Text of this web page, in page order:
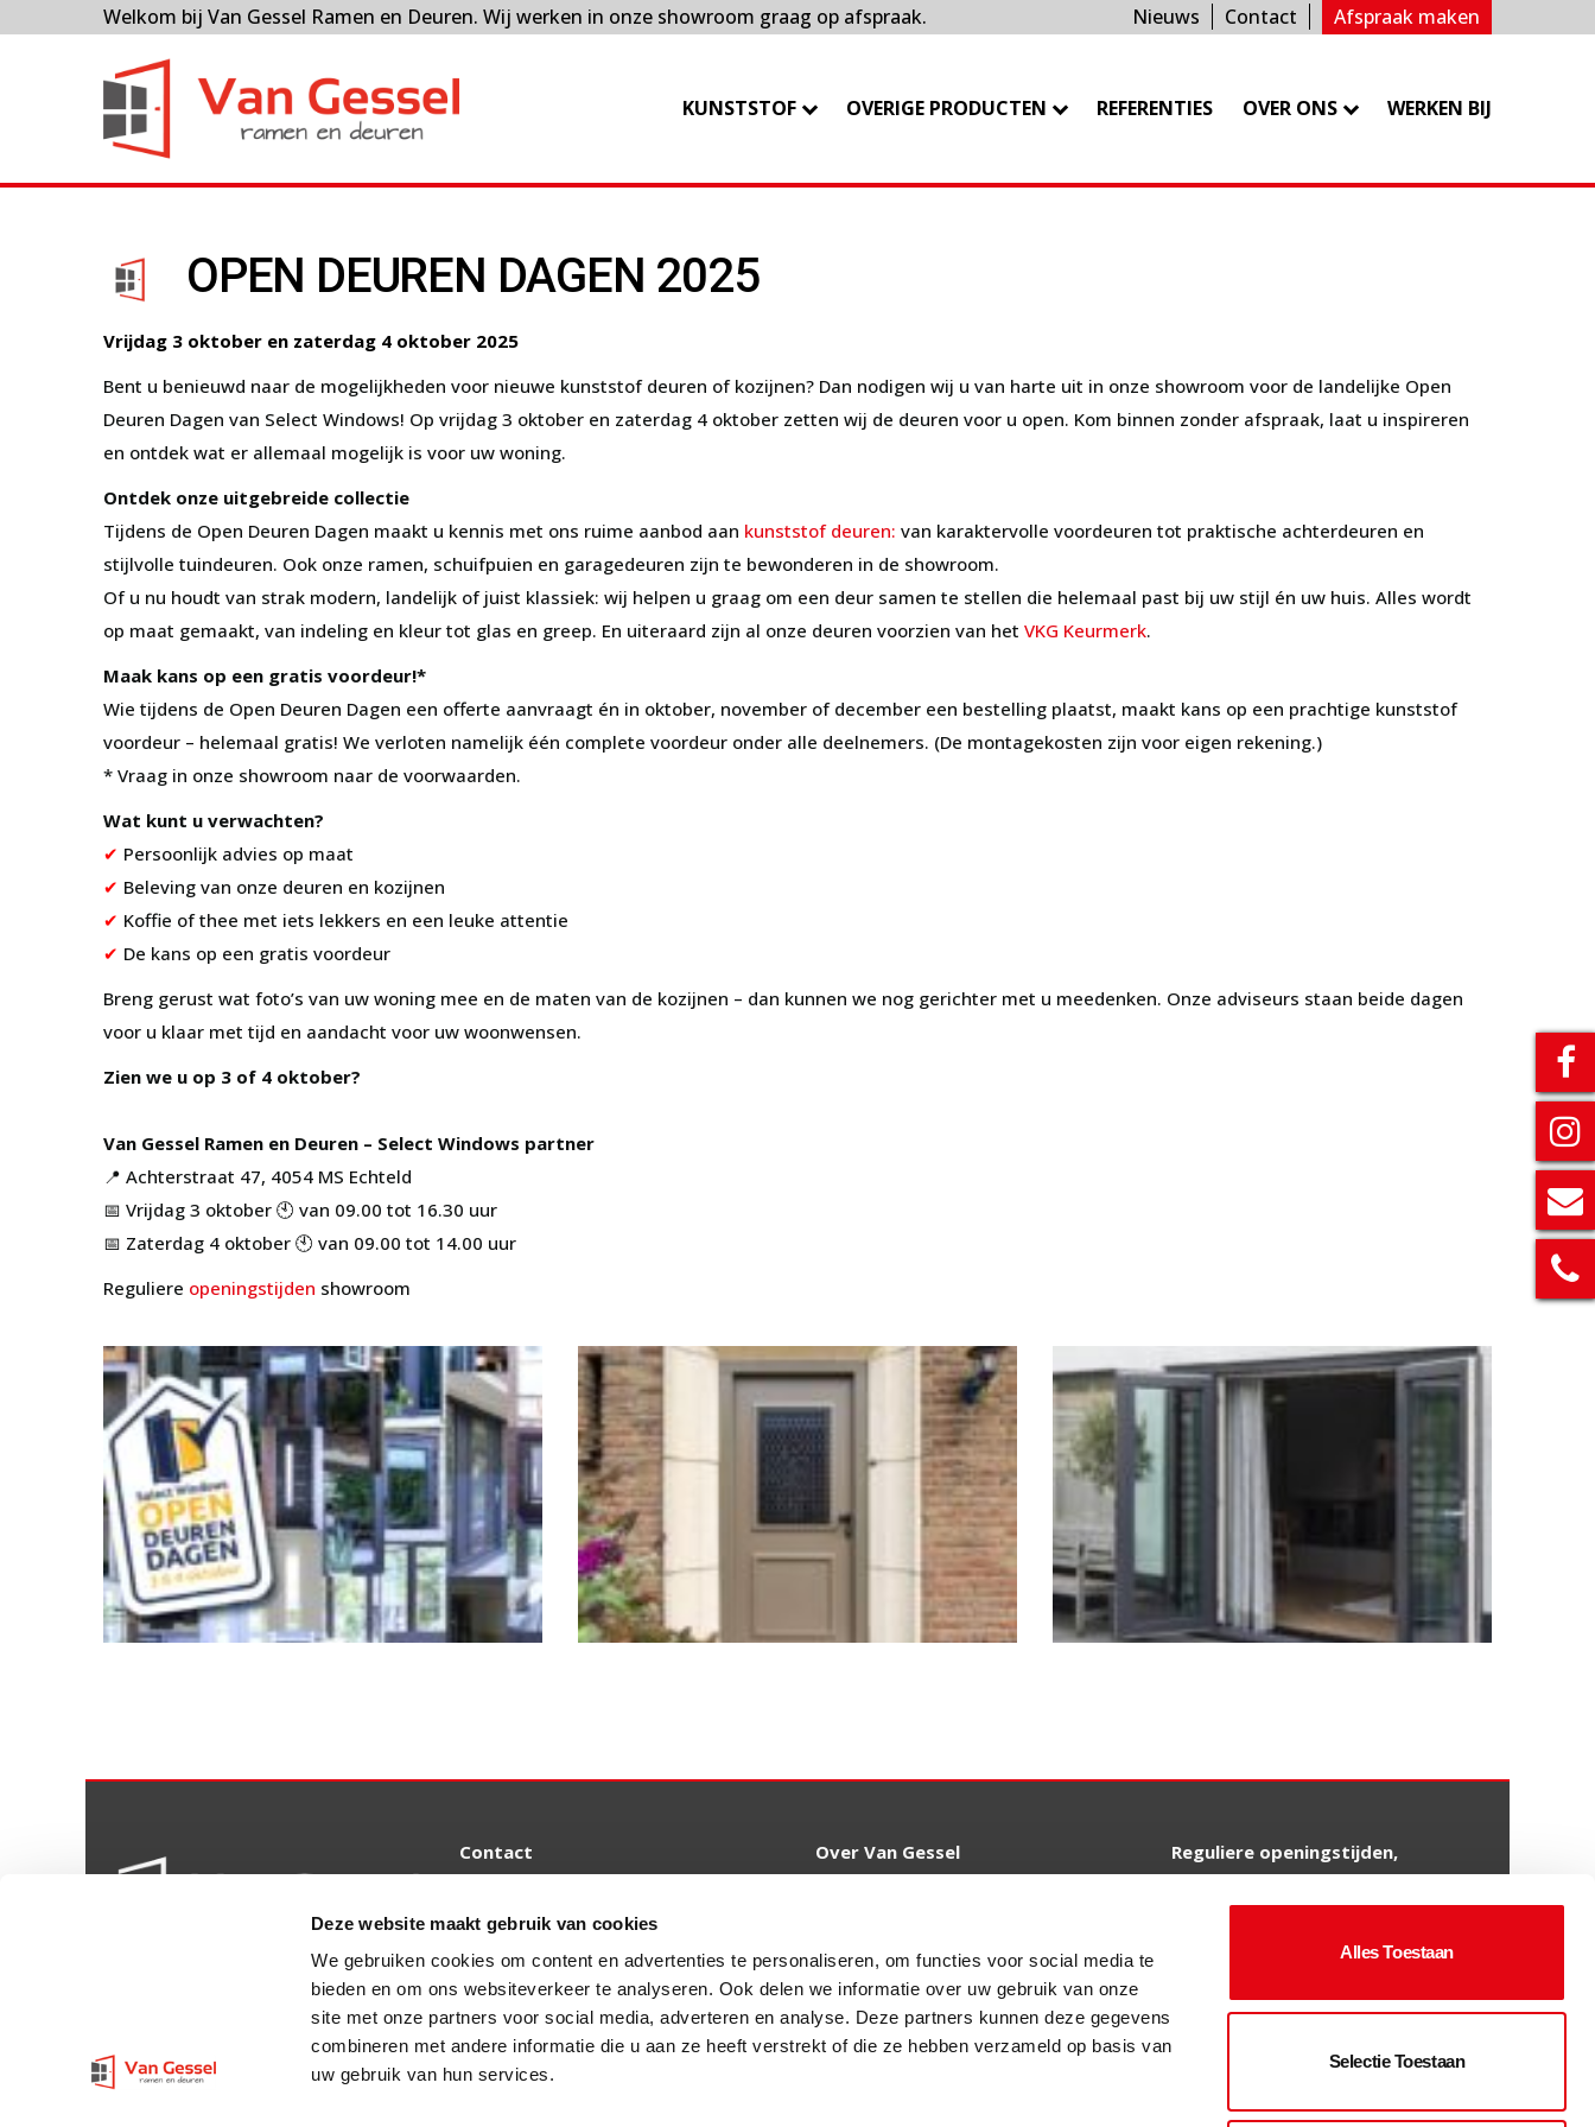
Deze website maakt gebruik van cookies
We gebruiken cookies om content en advertenties te personaliseren, om functies voor social media te
bieden en om ons websiteverkeer te analyseren. Ook delen we informatie over uw gebruik van onze
site met onze partners voor social media, adverteren en analyse. Deze partners kunnen deze gegevens
combineren met andere informatie die u aan ze heeft verstrekt of die ze hebben verzameld op basis van
uw gebruik van hun services.
Alles Toestaan
Selectie Toestaan
Welkom bij Van Gessel Ramen en Deuren. Wij werken in onze showroom graag op afspraak. Nieuws Contact Afspraak maken
KUNSTSTOF OVERIGE PRODUCTEN REFERENTIES OVER ONS WERKEN BIJ
OPEN DEUREN DAGEN 2025
Vrijdag 3 oktober en zaterdag 4 oktober 2025
Bent u benieuwd naar de mogelijkheden voor nieuwe kunststof deuren of kozijnen? Dan nodigen wij u van harte uit in onze showroom voor de landelijke Open
Deuren Dagen van Select Windows! Op vrijdag 3 oktober en zaterdag 4 oktober zetten wij de deuren voor u open. Kom binnen zonder afspraak, laat u inspireren
en ontdek wat er allemaal mogelijk is voor uw woning.
Ontdek onze uitgebreide collectie
Tijdens de Open Deuren Dagen maakt u kennis met ons ruime aanbod aan kunststof deuren: van karaktervolle voordeuren tot praktische achterdeuren en
stijlvolle tuindeuren. Ook onze ramen, schuifpuien en garagedeuren zijn te bewonderen in de showroom.
Of u nu houdt van strak modern, landelijk of juist klassiek: wij helpen u graag om een deur samen te stellen die helemaal past bij uw stijl én uw huis. Alles wordt
op maat gemaakt, van indeling en kleur tot glas en greep. En uiteraard zijn al onze deuren voorzien van het VKG Keurmerk.
Maak kans op een gratis voordeur!*
Wie tijdens de Open Deuren Dagen een offerte aanvraagt én in oktober, november of december een bestelling plaatst, maakt kans op een prachtige kunststof
voordeur – helemaal gratis! We verloten namelijk één complete voordeur onder alle deelnemers. (De montagekosten zijn voor eigen rekening.)
* Vraag in onze showroom naar de voorwaarden.
Wat kunt u verwachten?
✔ Persoonlijk advies op maat
✔ Beleving van onze deuren en kozijnen
✔ Koffie of thee met iets lekkers en een leuke attentie
✔ De kans op een gratis voordeur
Breng gerust wat foto’s van uw woning mee en de maten van de kozijnen – dan kunnen we nog gerichter met u meedenken. Onze adviseurs staan beide dagen
voor u klaar met tijd en aandacht voor uw woonwensen.
Zien we u op 3 of 4 oktober?
Van Gessel Ramen en Deuren – Select Windows partner
📍 Achterstraat 47, 4054 MS Echteld
📅 Vrijdag 3 oktober 🕙 van 09.00 tot 16.30 uur
📅 Zaterdag 4 oktober 🕙 van 09.00 tot 14.00 uur
Reguliere openingstijden showroom
Contact
info@vangessel.nl
Over Van Gessel
VKG Voorwaarden
Werken bij
Contact
Reguliere openingstijden,
van 09:00 tot 12:00 uur en
van 13:00 tot 16:30 uur.
van 09.00 tot 13.00 uur.